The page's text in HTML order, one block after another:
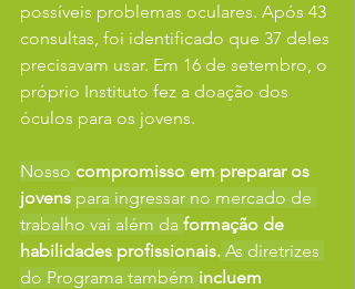
possíveis problemas oculares. Após 43
consultas, foi identificado que 37 deles
precisavam usar. Em 16 de setembro, o
próprio Instituto fez a doação dos
óculos para os jovens.
Nosso compromisso em preparar os
jovens para ingressar no mercado de
trabalho vai além da formação de
habilidades profissionais. As diretrizes
do Programa também incluem